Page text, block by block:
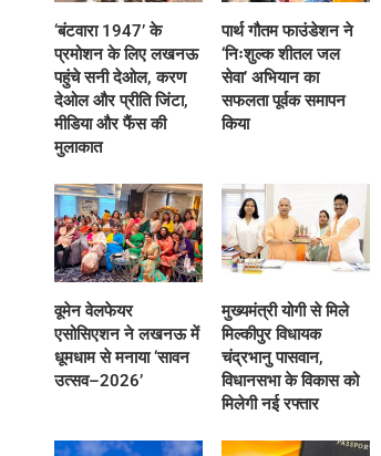
मुख्यमंत्री योगी से मिले मिल्कीपुर विधायक
चंद्रभानु पासवान,...
भारत-चीन सीमा
साझा करने
August 8,
‘बंटवारा 1947’ के
प्रमोशन के लिए लखनऊ
पहुंचे सनी देओल, करण
देओल और प्रीति जिंटा,
मीडिया और फैंस की
मुलाकात
पार्थ गौतम फाउंडेशन ने
‘निःशुल्क शीतल जल
सेवा’ अभियान का
सफलता पूर्वक समापन
किया
वूमेन वेलफेयर
एसोसिएशन ने लखनऊ में
धूमधाम से मनाया ‘सावन
उत्सव–2026’
मुख्यमंत्री योगी से मिले
मिल्कीपुर विधायक
चंद्रभानु पासवान,
विधानसभा के विकास को
मिलेगी नई रफ्तार